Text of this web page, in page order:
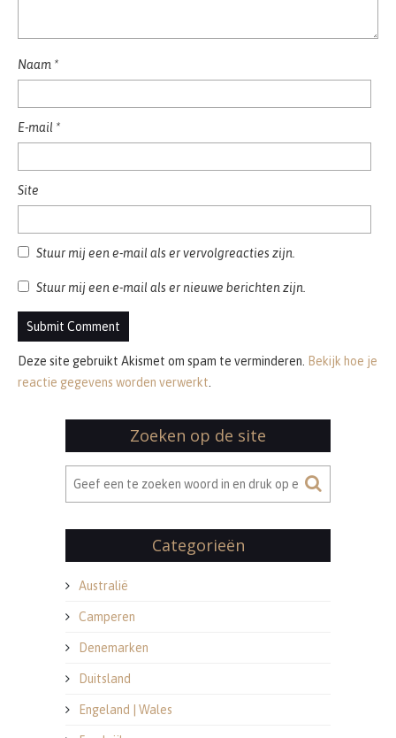
Naam *
E-mail *
Site
Stuur mij een e-mail als er vervolgreacties zijn.
Stuur mij een e-mail als er nieuwe berichten zijn.
Deze site gebruikt Akismet om spam te verminderen.
Bekijk hoe je
reactie gegevens worden verwerkt
Zoeken op de site
Categorieën
Australië
Camperen
Denemarken
Duitsland
Engeland | Wales